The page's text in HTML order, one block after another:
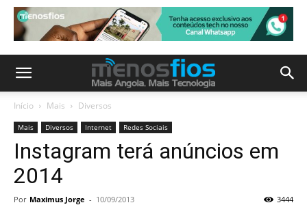
Início Mais Diversos
Mais Diversos Internet Redes Sociais
Instagram terá anúncios em
2014
Por Maximus Jorge - 10/09/2013 3444